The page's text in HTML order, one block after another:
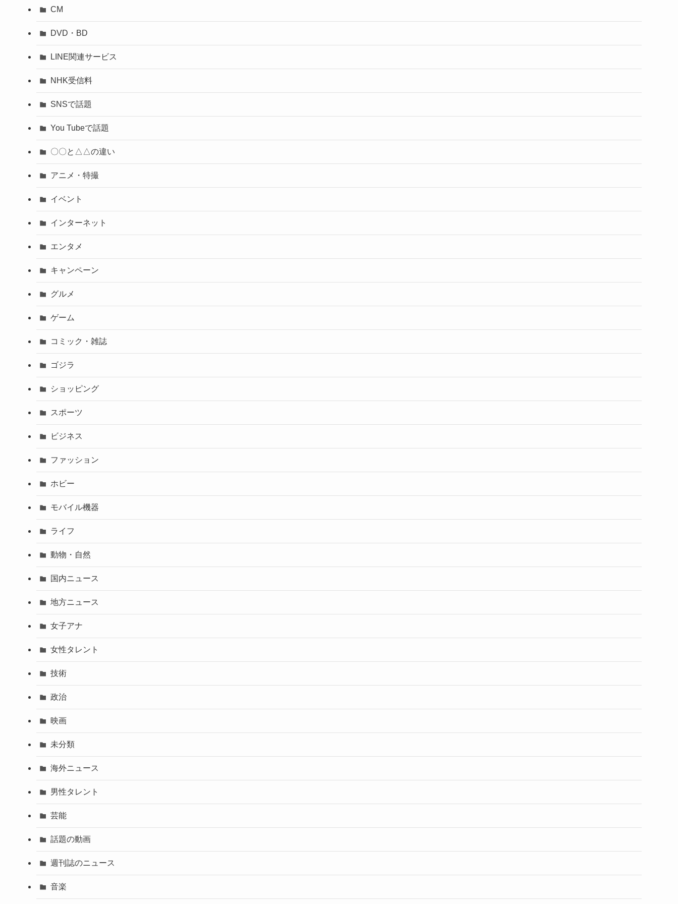
CM
DVD・BD
LINE関連サービス
NHK受信料
SNSで話題
You Tubeで話題
〇〇と△△の違い
アニメ・特撮
イベント
インターネット
エンタメ
キャンペーン
グルメ
ゲーム
コミック・雑誌
ゴジラ
ショッピング
スポーツ
ビジネス
ファッション
ホビー
モバイル機器
ライフ
動物・自然
国内ニュース
地方ニュース
女子アナ
女性タレント
技術
政治
映画
未分類
海外ニュース
男性タレント
芸能
話題の動画
週刊誌のニュース
音楽